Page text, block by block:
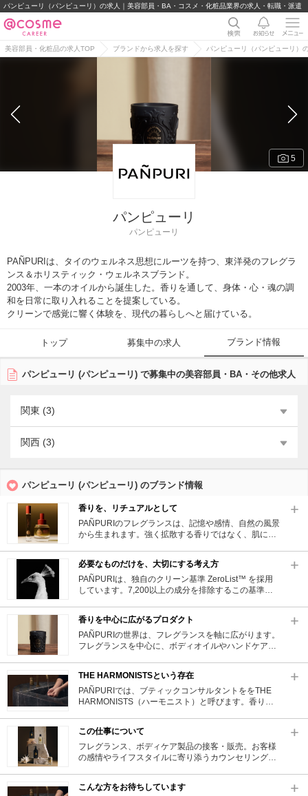
パンピューリ（パンピューリ）の求人｜美容部員・BA・コスメ・化粧品業界の求人・転職・派遣
美容部員・化粧品の求人TOP ブランドから求人を探す パンピューリ（パンピューリ）
5
パンピューリ
パンピューリ
PAÑPURIは、タイのウェルネス思想にルーツを持つ、東洋発のフレグラ
ンス＆ホリスティック・ウェルネスブランド。
2003年、一本のオイルから誕生した。香りを通して、身体・心・魂の調
和を日常に取り入れることを提案している。
クリーンで感覚に響く体験を、現代の暮らしへと届けている。
トップ 募集中の求人 ブランド情報
パンピューリ (パンピューリ) で募集中の美容部員・BA・その他求人
関東 (3)
関西 (3)
パンピューリ (パンピューリ) のブランド情報
香りを、リチュアルとして
PAÑPURIのフレグランスは、記憶や感情、自然の風景
から生まれます。強く拡散する香りではなく、肌に近
な香りを目指しています。香りは、感情に触れるも
の。そして、ウェルビーイングの一部です。
必要なものだけを、大切にする考え方
PAÑPURIは、独自のクリーン基準 ZeroList™ を採用
しています。7,200以上の成分を排除するこの基準
と。毎日のリチュアルとして、長く寄り添えること。
それが、PAÑPURIの考える「美しさ」です。
香りを中心に広がるプロダクト
PAÑPURIの世界は、フレグランスを軸に広がります。
フレグランスを中心に、ボディオイルやハンドケア、
ンスまで、香りを軸にしたプロダクトを展開していま
す。すべては、日常を整えるための感覚的な体験とし
て設計されています。
THE HARMONISTSという存在
PAÑPURIでは、ブティックコンサルタントををTHE
HARMONISTS（ハーモニスト）と呼びます。香りと
い感覚に耳を傾けながら、最適な香りとの出会いを一
緒に創っていきます。
この仕事について
フレグランス、ボディケア製品の接客・販売。お客様
の感情やライフスタイルに寄り添うカウンセリング。
般。売ることよりも、体験を丁寧に手渡すことを大切
こんな方をお待ちしています